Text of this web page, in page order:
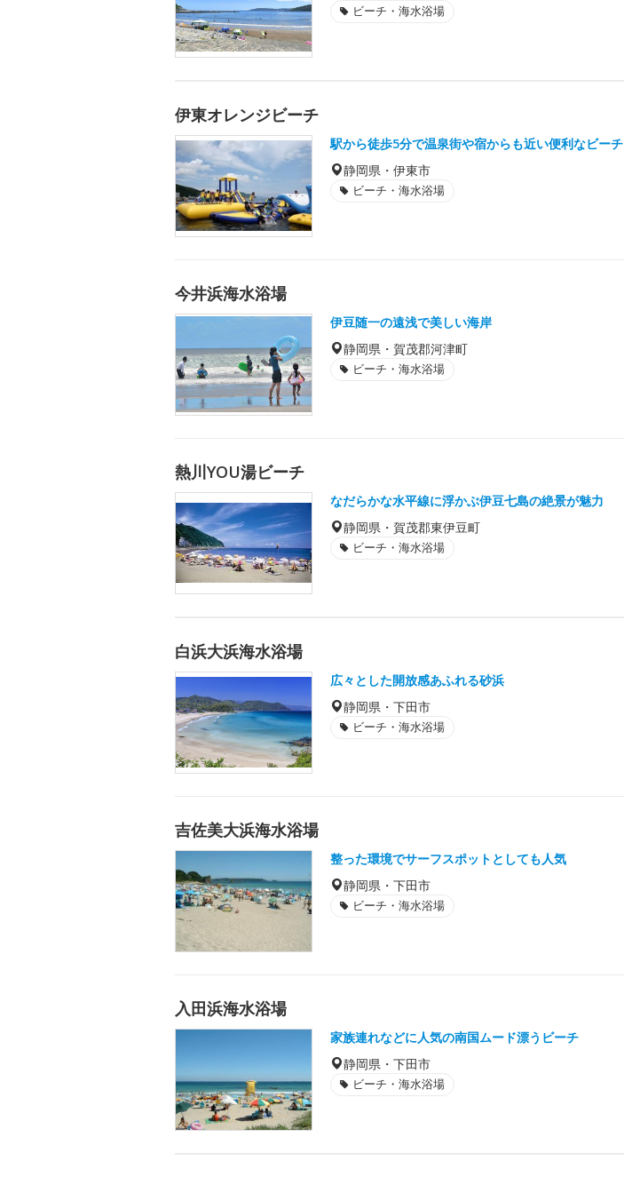
ビーチ・海水浴場
伊東オレンジビーチ
駅から徒歩5分で温泉街や宿からも近い便利なビーチ
静岡県・伊東市
ビーチ・海水浴場
今井浜海水浴場
伊豆随一の遠浅で美しい海岸
静岡県・賀茂郡河津町
ビーチ・海水浴場
熱川YOU湯ビーチ
なだらかな水平線に浮かぶ伊豆七島の絶景が魅力
静岡県・賀茂郡東伊豆町
ビーチ・海水浴場
白浜大浜海水浴場
広々とした開放感あふれる砂浜
静岡県・下田市
ビーチ・海水浴場
吉佐美大浜海水浴場
整った環境でサーフスポットとしても人気
静岡県・下田市
ビーチ・海水浴場
入田浜海水浴場
家族連れなどに人気の南国ムード漂うビーチ
静岡県・下田市
ビーチ・海水浴場